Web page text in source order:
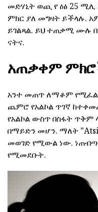
መድሃኒት ወጪ የ ዕፅ 25 ሚሊ
ምክር ያለ መግዛት ይችላሉ.
ይገልጻል. ይህ ተጠቃሚ ሙሉ
ናትና.
አጠቃቀም
አንተ መጠጥ ለማቆም
ጨምሮ የአልኮል ጥገኛ
የአልኮል ውስጥ በስፋት
በማይድን መሆን. ማለት
መወገድ የሚውል ነው.
የሚመደቡት.